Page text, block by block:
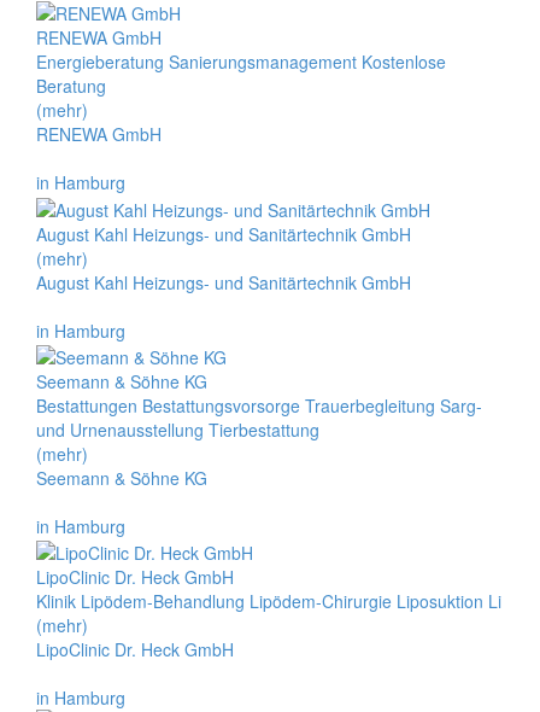
RENEWA GmbH
Energieberatung Sanierungsmanagement Kostenlose
Beratung
(mehr)
RENEWA GmbH
in Hamburg
August Kahl Heizungs- und Sanitärtechnik GmbH
(mehr)
August Kahl Heizungs- und Sanitärtechnik GmbH
in Hamburg
Seemann & Söhne KG
Bestattungen Bestattungsvorsorge Trauerbegleitung Sarg-
und Urnenausstellung Tierbestattung
(mehr)
Seemann & Söhne KG
in Hamburg
LipoClinic Dr. Heck GmbH
Klinik Lipödem-Behandlung Lipödem-Chirurgie Liposuktion Li
(mehr)
LipoClinic Dr. Heck GmbH
in Hamburg